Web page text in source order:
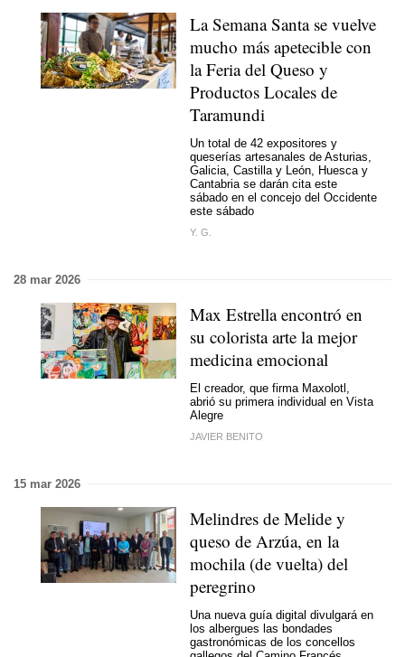
La Semana Santa se vuelve
mucho más apetecible con
la Feria del Queso y
Productos Locales de
Taramundi
Un total de 42 expositores y
queserías artesanales de Asturias,
Galicia, Castilla y León, Huesca y
Cantabria se darán cita este
sábado en el concejo del Occidente
este sábado
Y. G.
28 mar 2026
Max Estrella encontró en
su colorista arte la mejor
medicina emocional
El creador, que firma Maxolotl,
abrió su primera individual en Vista
Alegre
JAVIER BENITO
15 mar 2026
Melindres de Melide y
queso de Arzúa, en la
mochila (de vuelta) del
peregrino
Una nueva guía digital divulgará en
los albergues las bondades
gastronómicas de los concellos